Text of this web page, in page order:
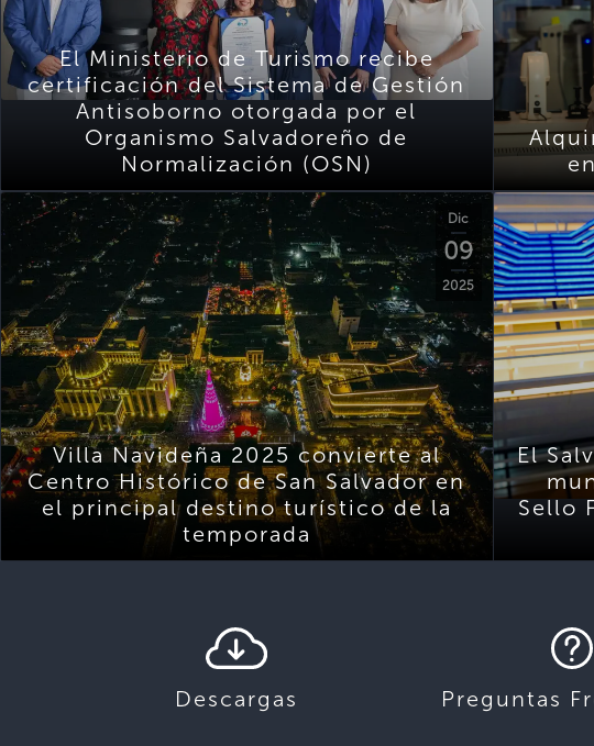
El Ministerio de Turismo recibe
certificación del Sistema de Gestión
Antisoborno otorgada por el
Organismo Salvadoreño de
Normalización (OSN)
Dic
09
2025
Villa Navideña 2025 convierte al
Centro Histórico de San Salvador en
el principal destino turístico de la
temporada
El
Sello
Descargas Preguntas